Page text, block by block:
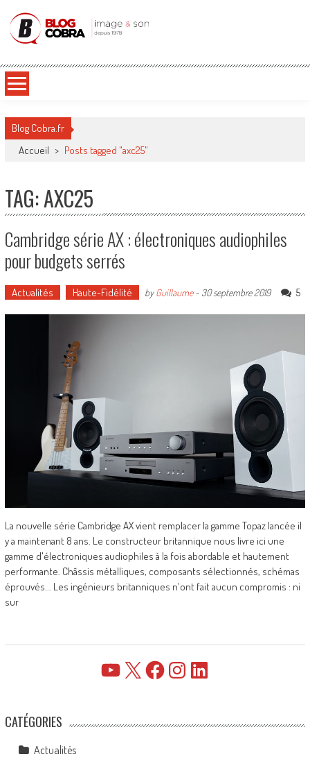
Blog Cobra
Blog Cobra.fr
Accueil > Posts tagged "axc25"
TAG: AXC25
Cambridge série AX : électroniques audiophiles
pour budgets serrés
Actualités Haute-Fidélité byGuillaume- 30 septembre 2019 5
La nouvelle série Cambridge AX vient remplacer la gamme Topaz lancée il
y a maintenant 8 ans. Le constructeur britannique nous livre ici une
gamme d'électroniques audiophiles à la fois abordable et hautement
performante. Châssis métalliques, composants sélectionnés, schémas
éprouvés... Les ingénieurs britanniques n'ont fait aucun compromis : ni
sur
YouTube FacebookInstagramLinkedIn
CATÉGORIES
Actualités